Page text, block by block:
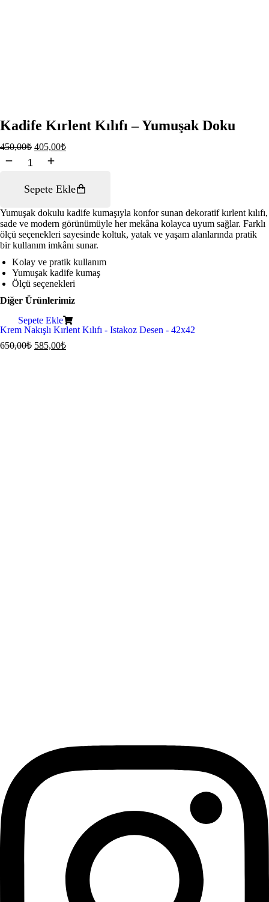
Kadife Kırlent Kılıfı – Yumuşak Doku
450,00₺ 405,00₺
Doku
adet
Sepete Ekle
Yumuşak dokulu kadife kumaşıyla konfor sunan dekoratif kırlent kılıfı,
sade ve modern görünümüyle her mekâna kolayca uyum sağlar. Farklı
ölçü seçenekleri sayesinde koltuk, yatak ve yaşam alanlarında pratik
bir kullanım imkânı sunar.
Kolay ve pratik kullanım
Yumuşak kadife kumaş
Ölçü seçenekleri
Diğer Ürünlerimiz
Sepete Ekle
Krem Nakışlı Kırlent Kılıfı - Istakoz Desen - 42x42
650,00₺ 585,00₺